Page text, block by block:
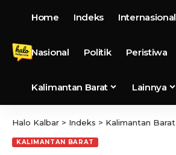
Home Indeks Internasional
Nasional Politik Peristiwa
Kalimantan Barat Lainnya
Halo Kalbar > Indeks > Kalimantan Barat
KALIMANTAN BARAT